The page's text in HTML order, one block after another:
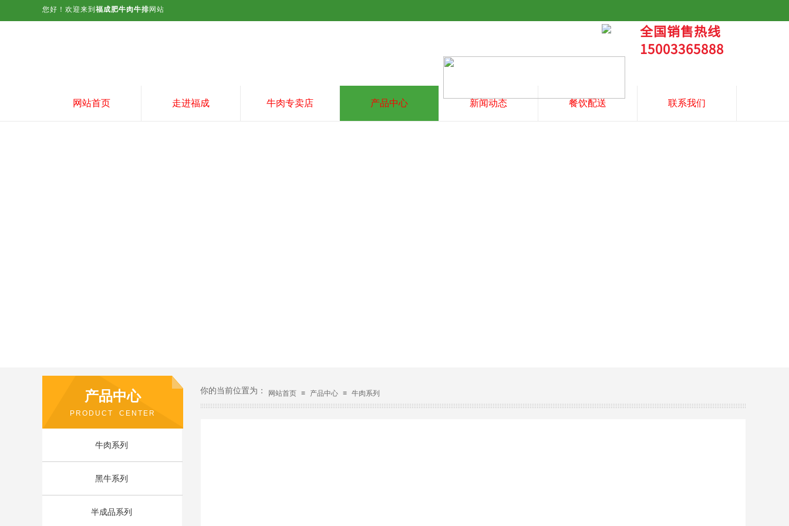
您好！欢迎来到 福成肥牛肉牛排 网站
全国销售热线
15003365888
网站首页 走进福成 牛肉专卖店 产品中心 新闻动态 餐饮配送 联系我们
网站首页 ≡ 产品中心 ≡ 牛肉系列
你的当前位置为：
产品中心
PRODUCT CENTER
牛肉系列
黑牛系列
半成品系列
PRODUCT CENTER